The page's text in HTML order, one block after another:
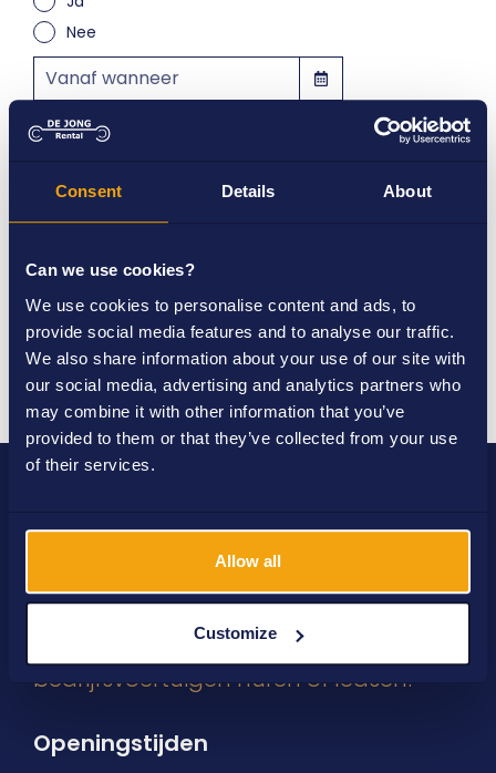
Consent Details About
Can we use cookies?
We use cookies to personalise content and ads, to
provide social media features and to analyse our traffic.
We also share information about your use of our site with
our social media, advertising and analytics partners who
may combine it with other information that you’ve
provided to them or that they’ve collected from your use
of their services.
Allow all
Customize
Nee
Hoelang wilt u huren
Lange termijn (> 3 maanden)
Versturen
Eenvoudig en snel uwzware
bedrijfsvoertuigen huren of leasen!
Openingstijden